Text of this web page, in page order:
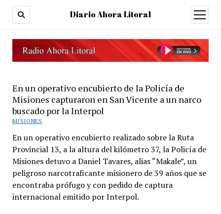
Diario Ahora Litoral
open
menu
En un operativo encubierto de la Policía de
Misiones capturaron en San Vicente a un narco
buscado por la Interpol
MISIONES
En un operativo encubierto realizado sobre la Ruta
Provincial 13, a la altura del kilómetro 37, la Policía de
Misiones detuvo a Daniel Tavares, alias “Makale”, un
peligroso narcotraficante misionero de 39 años que se
encontraba prófugo y con pedido de captura
internacional emitido por Interpol.